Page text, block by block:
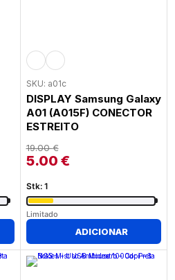
SKU: a01c
DISPLAY Samsung Galaxy
A01 (A015F) CONECTOR
ESTREITO
19.00€
5.00 €
Stk: 1
Limitado
ADICIONAR